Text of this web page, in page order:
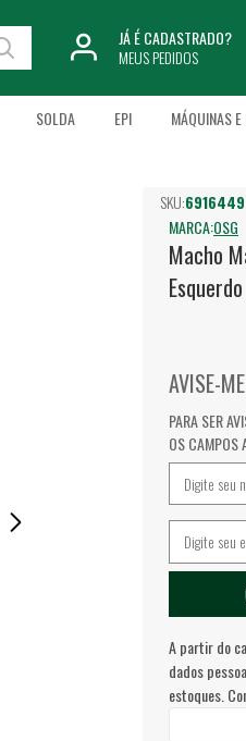
JÁ É CADASTRADO?
MEUS PEDIDOS
SOLDA EPI MÁQUINAS
SKU:6916449
MARCA:OSG
Macho
AVISE-ME
PARA SER
OS CAMPOS
A partir do
dados
estoques.